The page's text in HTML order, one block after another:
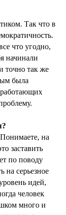
Так что в
что угодно,
начинали
точно так же
была
на
заставить
по поводу
на серьезное
идей,
человек
много и